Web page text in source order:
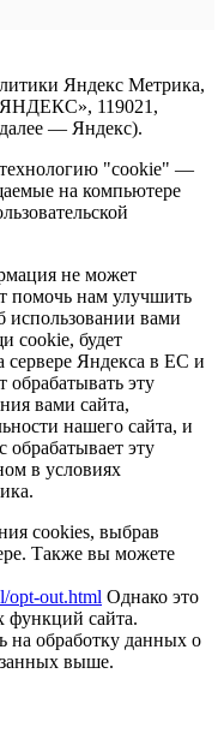
Яндекс Метрика,
119021,
— Яндекс).
технологию "cookie" —
на компьютере
не может
помочь нам улучшить
использовании вами
cookie, будет
сервере Яндекса в ЕС и
обрабатывать эту
вами сайта,
нашего сайта, и
обрабатывает эту
в условиях
cookies, выбрав
Также вы можете
opt-out.html Однако это
функций сайта.
на обработку данных о
выше.